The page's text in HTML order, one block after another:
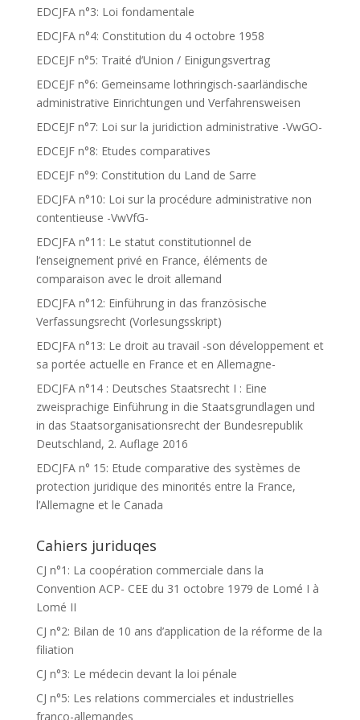
EDCJFA n°3: Loi fondamentale
EDCJFA n°4: Constitution du 4 octobre 1958
EDCEJF n°5: Traité d’Union / Einigungsvertrag
EDCEJF n°6: Gemeinsame lothringisch-saarländische
administrative Einrichtungen und Verfahrensweisen
EDCEJF n°7: Loi sur la juridiction administrative -VwGO-
EDCEJF n°8: Etudes comparatives
EDCEJF n°9: Constitution du Land de Sarre
EDCJFA n°10: Loi sur la procédure administrative non
contentieuse -VwVfG-
EDCJFA n°11: Le statut constitutionnel de
l’enseignement privé en France, éléments de
comparaison avec le droit allemand
EDCJFA n°12: Einführung in das französische
Verfassungsrecht (Vorlesungsskript)
EDCJFA n°13: Le droit au travail -son développement et
sa portée actuelle en France et en Allemagne-
EDCJFA n°14 : Deutsches Staatsrecht I : Eine
zweisprachige Einführung in die Staatsgrundlagen und
in das Staatsorganisationsrecht der Bundesrepublik
Deutschland, 2. Auflage 2016
EDCJFA n° 15: Etude comparative des systèmes de
protection juridique des minorités entre la France,
l’Allemagne et le Canada
Cahiers juriduqes
CJ n°1: La coopération commerciale dans la
Convention ACP- CEE du 31 octobre 1979 de Lomé I à
Lomé II
CJ n°2: Bilan de 10 ans d’application de la réforme de la
filiation
CJ n°3: Le médecin devant la loi pénale
CJ n°5: Les relations commerciales et industrielles
franco-allemandes